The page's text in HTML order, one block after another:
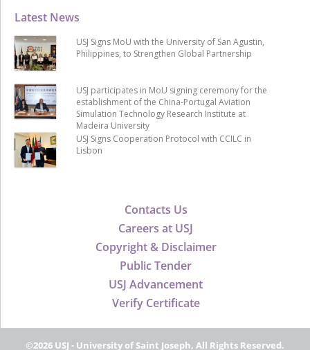
Contacts Us
Careers at USJ
Copyright & Disclaimer
Public Tender
USJ Advancement
Verify Certificate
Latest News
USJ Signs MoU with the University of San Agustin,
Philippines, to Strengthen Global Partnership
USJ participates in MoU signing ceremony for the
establishment of the China-Portugal Aviation
Simulation Technology Research Institute at
Madeira University
USJ Signs Cooperation Protocol with CCILC in
Lisbon
©2026 USJ - University of Saint Joseph, All Rights Reserved.